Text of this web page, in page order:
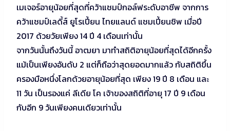
เมเจอร์อายุน้อยที่สุดที่คว้าแชมป์กอล์ฟระดับอาชีพ จากการ
คว้าแชมป์เลดี้ส์ ยูโรเปี้ยน ไทยแลนด์ แชมเปี้ยนชิพ เมื่อปี
2017 ด้วยวัยเพียง 14 ปี 4 เดือนเท่านั้น
จากวันนั้นถึงวันนี้ อาฒยา มาทำสถิติอายุน้อยที่สุดได้อีกครั้ง
แม้เป็นเพียงอันดับ 2 แต่ก็ถือว่าสุดยอดมากแล้ว กับสถิติขึ้น
ครองมือหนึ่งโลกด้วยอายุน้อยที่สุด เพียง 19 ปี 8 เดือน และ
11 วัน เป็นรองแค่ ลีเดีย โค เจ้าของสถิติที่อายุ 17 ปี 9 เดือน
กับอีก 9 วันเพียงคนเดียวเท่านั้น